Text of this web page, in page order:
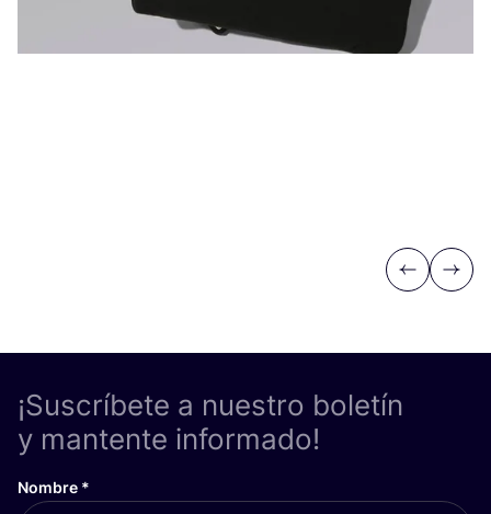
Previous
Next
¡Suscríbete a nuestro boletín
y mantente informado!
Nombre *